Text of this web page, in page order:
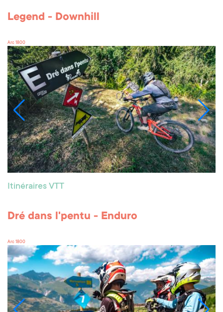
Legend - Downhill
Arc 1800
Itinéraires VTT
Dré dans l'pentu - Enduro
Arc 1800